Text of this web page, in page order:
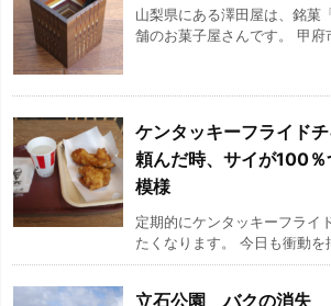
山梨県にある澤田屋は、銘菓
舗のお菓子屋さんです。 甲府
ケンタッキーフライド
頼んだ時、サイが100
模様
定期的にケンタッキーフライ
たくなります。 今日も衝動を
立石公園 バクの消失